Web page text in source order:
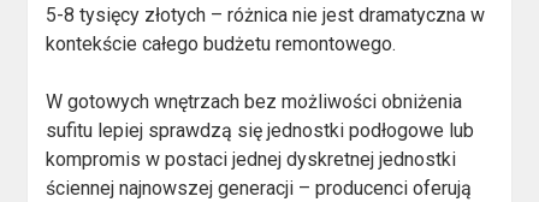
5-8 tysięcy złotych – różnica nie jest dramatyczna w
kontekście całego budżetu remontowego.
W gotowych wnętrzach bez możliwości obniżenia
sufitu lepiej sprawdzą się jednostki podłogowe lub
kompromis w postaci jednej dyskretnej jednostki
ściennej najnowszej generacji – producenci oferują